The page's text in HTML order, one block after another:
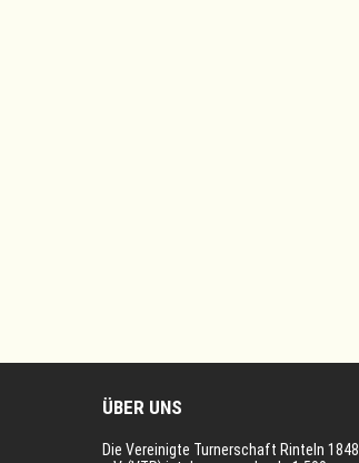
ÜBER UNS
Die Vereinigte Turnerschaft Rinteln 1848